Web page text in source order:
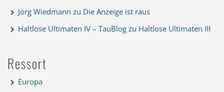
Jörg Wiedmann zu Die Anzeige ist raus
Haltlose Ultimaten IV – TauBlog zu Haltlose Ultimaten III
Ressort
Europa